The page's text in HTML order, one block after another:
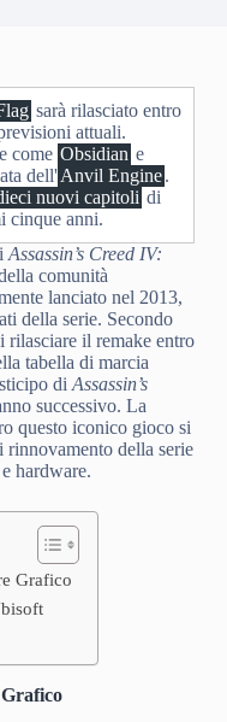
sarà rilasciato entro
attuali.
come Obsidian e
dell'Anvil Engine.
nuovi capitoli di
cinque anni.
Assassin’s Creed IV:
comunità
lanciato nel 2013,
della serie. Secondo
il remake entro
tabella di marcia
di Assassin’s
successivo. La
questo iconico gioco si
rinnovamento della serie
hardware.
Grafico